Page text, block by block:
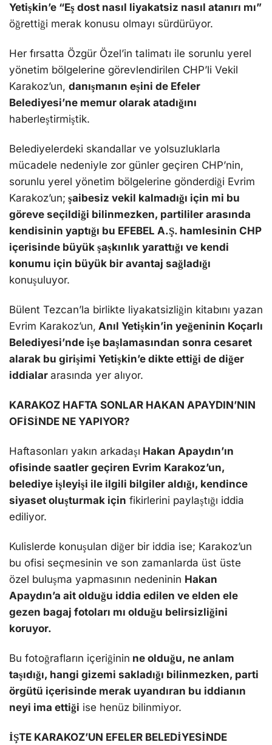
Yetişkin’e “Eş dost nasıl liyakatsiz nasıl atanırı mı”
öğrettiği merak konusu olmayı sürdürüyor.
Her fırsatta Özgür Özel’in talimatı ile sorunlu yerel
yönetim bölgelerine görevlendirilen CHP’li Vekil
Karakoz’un, danışmanın eşini de Efeler
Belediyesi’ne memur olarak atadığını
haberleştirmiştik.
Belediyelerdeki skandallar ve yolsuzluklarla
mücadele nedeniyle zor günler geçiren CHP’nin,
sorunlu yerel yönetim bölgelerine gönderdiği Evrim
Karakoz’un; şaibesiz vekil kalmadığı için mi bu
göreve seçildiği bilinmezken, partililer arasında
kendisinin yaptığı bu EFEBEL A.Ş. hamlesinin CHP
içerisinde büyük şaşkınlık yarattığı ve kendi
konumu için büyük bir avantaj sağladığı
konuşuluyor.
Bülent Tezcan’la birlikte liyakatsizliğin kitabını yazan
Evrim Karakoz’un, Anıl Yetişkin’in yeğeninin Koçarlı
Belediyesi’nde işe başlamasından sonra cesaret
alarak bu girişimi Yetişkin’e dikte ettiği de diğer
iddialar arasında yer alıyor.
KARAKOZ HAFTA SONLAR HAKAN APAYDIN’NIN
OFİSİNDE NE YAPIYOR?
Haftasonları yakın arkadaşı Hakan Apaydın’ın
ofisinde saatler geçiren Evrim Karakoz’un,
belediye işleyişi ile ilgili bilgiler aldığı, kendince
siyaset oluşturmak için fikirlerini paylaştığı iddia
ediliyor.
Kulislerde konuşulan diğer bir iddia ise; Karakoz’un
bu ofisi seçmesinin ve son zamanlarda üst üste
özel buluşma yapmasının nedeninin Hakan
Apaydın’a ait olduğu iddia edilen ve elden ele
gezen bagaj fotoları mı olduğu belirsizliğini
koruyor.
Bu fotoğrafların içeriğinin ne olduğu, ne anlam
taşıdığı, hangi gizemi sakladığı bilinmezken, parti
örgütü içerisinde merak uyandıran bu iddianın
neyi ima ettiği ise henüz bilinmiyor.
İŞTE KARAKOZ’UN EFELER BELEDİYESİNDE